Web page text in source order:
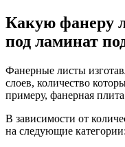
Какую фанеру
под ламинат
Фанерные листы
слоев, количество
примеру, фанерная
В зависимости от
на следующие категории: